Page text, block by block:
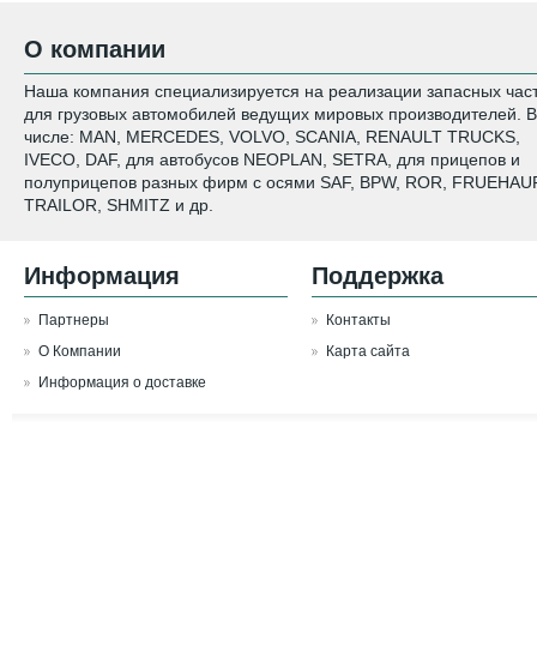
О компании
Наша компания специализируется на реализации запасных
для грузовых автомобилей ведущих мировых производителей.
числе: MAN, MERCEDES, VOLVO, SCANIA, RENAULT TRUCKS,
IVECO, DAF, для автобусов NEOPLAN, SETRA, для прицепов и
полуприцепов разных фирм с осями SAF, BPW, ROR,
TRAILOR, SHMITZ и др.
Информация
Партнеры
О Компании
Информация о доставке
Поддержка
Контакты
Карта сайта